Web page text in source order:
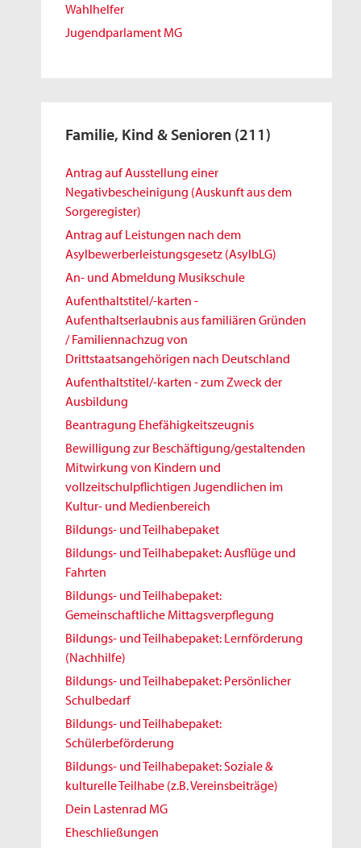
Wahlhelfer
Jugendparlament MG
Familie, Kind & Senioren (211)
Antrag auf Ausstellung einer
Negativbescheinigung (Auskunft aus dem
Sorgeregister)
Antrag auf Leistungen nach dem
Asylbewerberleistungsgesetz (AsylbLG)
An- und Abmeldung Musikschule
Aufenthaltstitel/-karten -
Aufenthaltserlaubnis aus familiären Gründen
/ Familiennachzug von
Drittstaatsangehörigen nach Deutschland
Aufenthaltstitel/-karten - zum Zweck der
Ausbildung
Beantragung Ehefähigkeitszeugnis
Bewilligung zur Beschäftigung/gestaltenden
Mitwirkung von Kindern und
vollzeitschulpflichtigen Jugendlichen im
Kultur- und Medienbereich
Bildungs- und Teilhabepaket
Bildungs- und Teilhabepaket: Ausflüge und
Fahrten
Bildungs- und Teilhabepaket:
Gemeinschaftliche Mittagsverpflegung
Bildungs- und Teilhabepaket: Lernförderung
(Nachhilfe)
Bildungs- und Teilhabepaket: Persönlicher
Schulbedarf
Bildungs- und Teilhabepaket:
Schülerbeförderung
Bildungs- und Teilhabepaket: Soziale &
kulturelle Teilhabe (z.B. Vereinsbeiträge)
Dein Lastenrad MG
Eheschließungen